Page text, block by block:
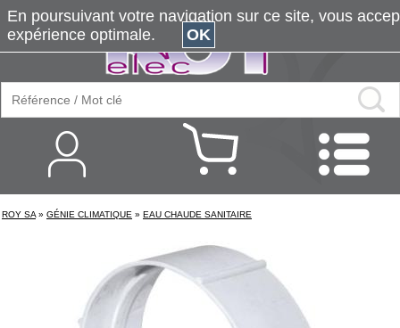
ROY SA » GÉNIE CLIMATIQUE » EAU CHAUDE SANITAIRE
En poursuivant votre navigation sur ce site, vous
expérience optimale.
OK